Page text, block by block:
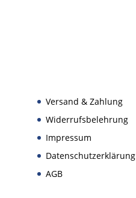
Versand & Zahlung
Widerrufsbelehrung
Impressum
Datenschutzerklärung
AGB